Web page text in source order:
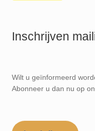
Inschrijven
Wilt u geïnformeerd
Abonneer u dan nu op